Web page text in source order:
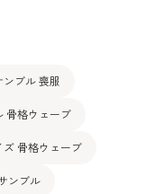
ンブル 喪服
骨格ウェーブ
ズ 骨格ウェーブ
ンブル